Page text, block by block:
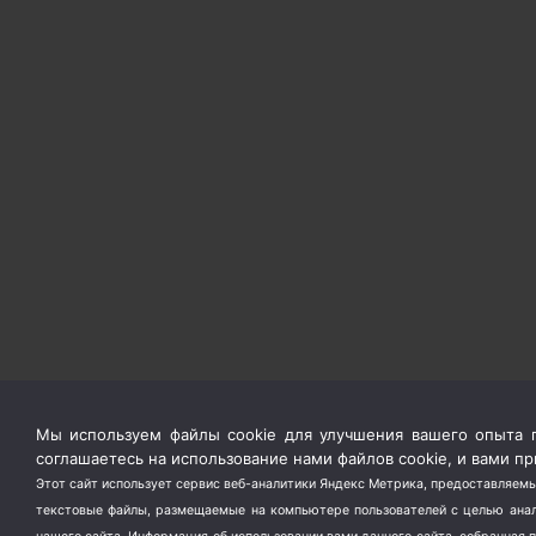
Мы используем файлы cookie для улучшения вашего опыта
соглашаетесь на использование нами файлов cookie, и вами
Этот сайт использует сервис веб-аналитики Яндекс Метрика,
текстовые файлы, размещаемые на компьютере пользователей с целью